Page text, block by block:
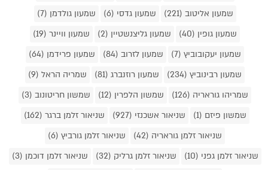
שמעון אליטוב (221)
שמעון גדסי (6)
שמעון גולדמן (7)
שמעון גופין (40)
שמעון גליצנשטיין (2)
שמעון וויינר (19)
שמעון יעקובוביץ (7)
שמעון לזרוב (84)
שמעון פרידמן (64)
שמעון רבינוביץ (234)
שמעון רוזנברג (81)
שמריה הראל (9)
שמריהו גוראריה (126)
שמשון הלפרין (12)
שמשון חריטונוב (3)
שמשון פיזם (1)
שניאור אשכנזי (927)
שניאור זלמן ברגר (162)
שניאור זלמן גוראריה (42)
שניאור זלמן גורביץ (6)
שניאור זלמן גפני (10)
שניאור זלמן גרליק (32)
שניאור זלמן דוכמן (3)